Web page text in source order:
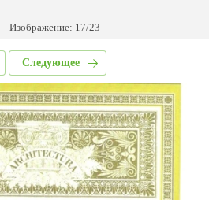
Изображение: 17/23
Следующее